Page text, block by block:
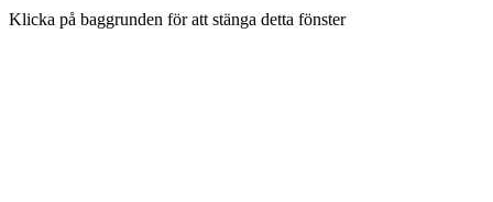
Klicka på baggrunden för att stänga detta fönster